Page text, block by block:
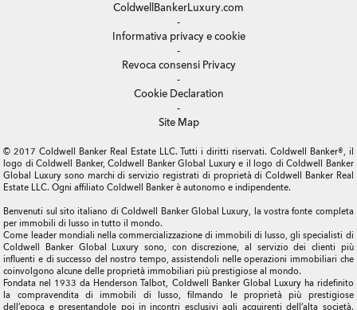
ColdwellBankerLuxury.com
-
Informativa privacy e cookie
-
Revoca consensi Privacy
-
Cookie Declaration
-
Site Map
© 2017 Coldwell Banker Real Estate LLC. Tutti i diritti riservati. Coldwell Banker®, il
logo di Coldwell Banker, Coldwell Banker Global Luxury e il logo di Coldwell Banker
Global Luxury sono marchi di servizio registrati di proprietà di Coldwell Banker Real
Estate LLC. Ogni affiliato Coldwell Banker è autonomo e indipendente.
Benvenuti sul sito italiano di Coldwell Banker Global Luxury, la vostra fonte completa
per immobili di lusso in tutto il mondo.
Come leader mondiali nella commercializzazione di immobili di lusso, gli specialisti di
Coldwell Banker Global Luxury sono, con discrezione, al servizio dei clienti più
influenti e di successo del nostro tempo, assistendoli nelle operazioni immobiliari che
coinvolgono alcune delle proprietà immobiliari più prestigiose al mondo.
Fondata nel 1933 da Henderson Talbot, Coldwell Banker Global Luxury ha ridefinito
la compravendita di immobili di lusso, filmando le proprietà più prestigiose
dell’epoca e presentandole poi in incontri esclusivi agli acquirenti dell’alta società.